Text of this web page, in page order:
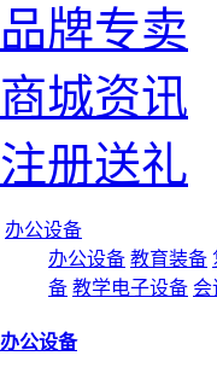
品牌专卖
商城资讯
注册送礼
办公设备
办公设备 教育装备
备 教学电子设备 会
办公设备